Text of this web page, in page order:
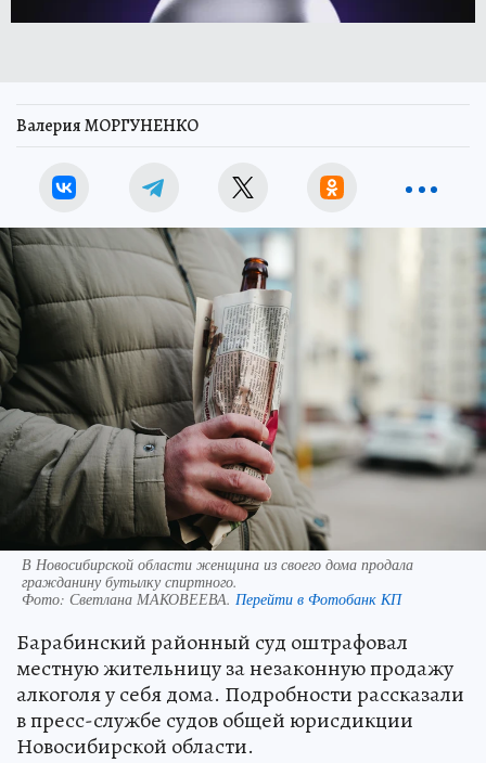
Валерия МОРГУНЕНКО
В Новосибирской области женщина из своего дома продала
гражданину бутылку спиртного.
Фото: Светлана МАКОВЕЕВА. Перейти в Фотобанк КП
Барабинский районный суд оштрафовал
местную жительницу за незаконную продажу
алкоголя у себя дома. Подробности рассказали
в пресс-службе судов общей юрисдикции
Новосибирской области.